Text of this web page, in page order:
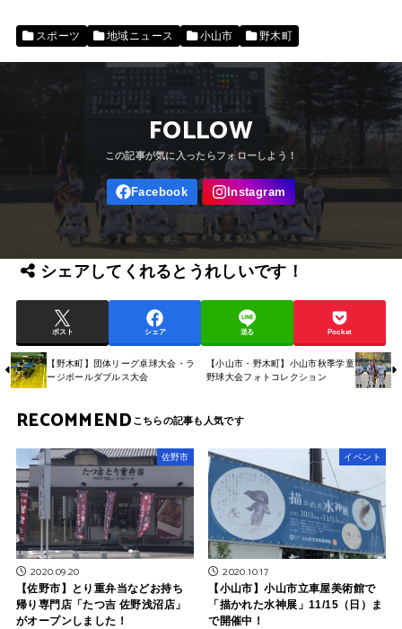
スポーツ 地域ニュース 小山市 野木町
FOLLOW
シェアしてくれるとうれしいです！
ポスト シェア 送る Pocket
【野木町】団体リーグ卓球大会・ラ
ージボールダブルス大会
【小山市・野木町】小山市秋季学童
野球大会フォトコレクション
RECOMMEND
佐野市
2020.09.20
【佐野市】とり重弁当などお持ち
帰り専門店「たつ吉 佐野浅沼店」
がオープンしました！
イベント
2020.10.17
【小山市】小山市立車屋美術館で
「描かれた水神展」11/15（日）ま
で開催中！